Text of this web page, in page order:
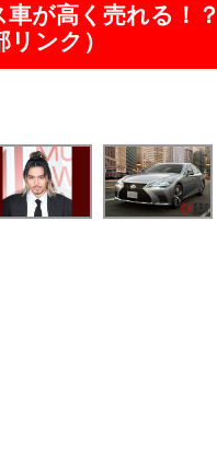
車が高く売れる！？
リンク）